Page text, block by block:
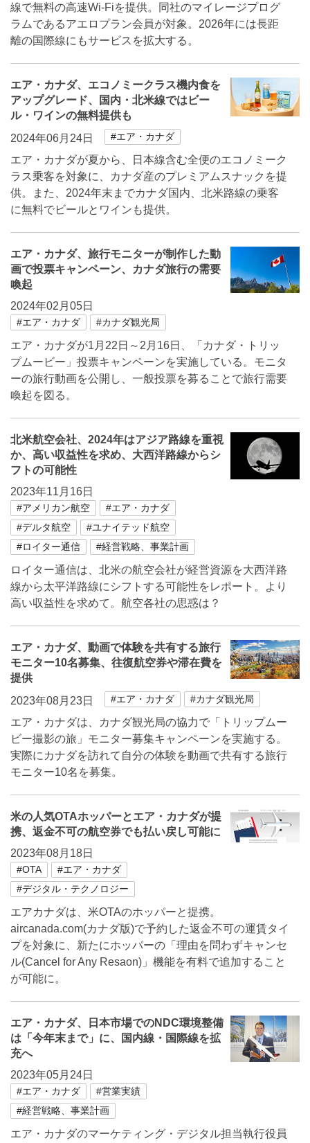
線で無料の高速Wi-Fiを提供。同社のマイレージプログ
ラムであるアエロプラン会員が対象。2026年には長距
離の国際線にもサービスを拡大する。
エア・カナダ、エコノミークラス機内食を
アップグレード、国内・北米線ではビー
ル・ワインの無料提供も
2024年06月24日
#エア・カナダ
エア・カナダが夏から、日本線含む全便のエコノミーク
ラス乗客を対象に、カナダ産のプレミアムスナックを提
供。また、2024年末までカナダ国内、北米路線の乗客
に無料でビールとワインも提供。
エア・カナダ、旅行モニターが制作した動
画で投票キャンペーン、カナダ旅行の需要
喚起
2024年02月05日
#エア・カナダ #カナダ観光局
エア・カナダが1月22日～2月16日、「カナダ・トリッ
プムービー」投票キャンペーンを実施している。モニタ
ーの旅行動画を公開し、一般投票を募ることで旅行需要
喚起を図る。
北米航空会社、2024年はアジア路線を重視
か、高い収益性を求め、大西洋路線からシ
フトの可能性
2023年11月16日
#アメリカン航空
#エア・カナダ
#デルタ航空
#ユナイテッド航空
#ロイター通信
#経営戦略、事業計画
ロイター通信は、北米の航空会社が経営資源を大西洋路
線から太平洋路線にシフトする可能性をレポート。より
高い収益性を求めて。航空各社の思惑は？
エア・カナダ、動画で体験を共有する旅行
モニター10名募集、往復航空券や滞在費を
提供
2023年08月23日
#エア・カナダ #カナダ観光局
エア・カナダは、カナダ観光局の協力で「トリップムー
ビー撮影の旅」モニター募集キャンペーンを実施する。
実際にカナダを訪れて自分の体験を動画で共有する旅行
モニター10名を募集。
米の人気OTAホッパーとエア・カナダが提
携、返金不可の航空券でも払い戻し可能に
2023年08月18日
#OTA
#エア・カナダ
#デジタル・テクノロジー
エアカナダは、米OTAのホッパーと提携。
aircanada.com(カナダ版)で予約した返金不可の運賃タイ
プを対象に、新たにホッパーの「理由を問わずキャンセ
ル(Cancel for Any Resaon)」機能を有料で追加すること
が可能に。
エア・カナダ、日本市場でのNDC環境整備
は「今年末まで」に、国内線・国際線を拡
充へ
2023年05月24日
#エア・カナダ
#営業実績
#経営戦略、事業計画
エア・カナダのマーケティング・デジタル担当執行役員